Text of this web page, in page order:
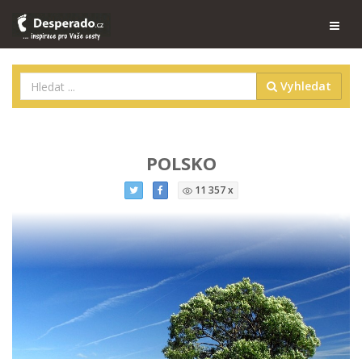
Vyhledat
POLSKO
11 357 x